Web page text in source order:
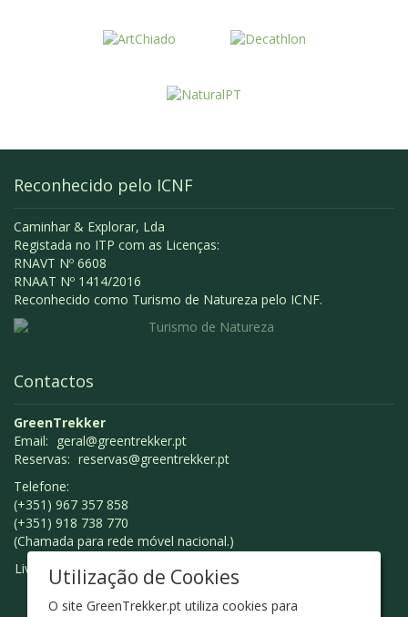
Reconhecido pelo ICNF
Caminhar & Explorar, Lda
Registada no ITP com as Licenças:
RNAVT Nº 6608
RNAAT Nº 1414/2016
Reconhecido como Turismo de Natureza pelo ICNF.
Contactos
GreenTrekker
Email: geral@greentrekker.pt
Reservas: reservas@greentrekker.pt
Telefone:
(+351) 967 357 858
(+351) 918 738 770
(Chamada para rede móvel nacional.)
Livro de Reclamações
Utilização de Cookies
O site GreenTrekker.pt utiliza cookies para